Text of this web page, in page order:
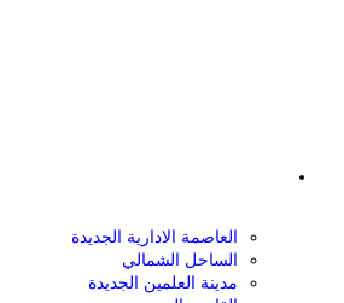
العاصمة الادارية الجديدة
الساحل الشمالي
مدينة العلمين الجديدة